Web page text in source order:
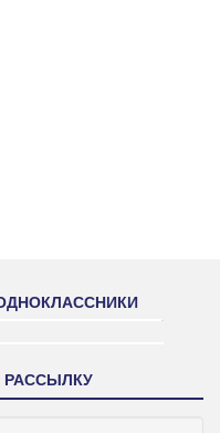
РАССЫЛКУ